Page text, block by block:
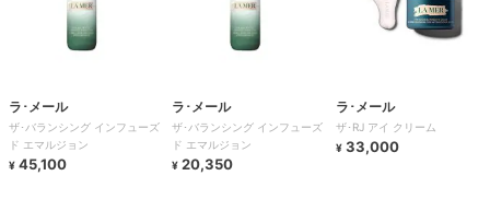
ラ･メール
ザ･バランシング インフューズ
ド エマルジョン
¥ 45,100
ラ･メール
ザ･バランシング インフューズ
ド エマルジョン
¥ 20,350
ラ･メール
ザ･RJ アイ クリーム
¥ 33,000